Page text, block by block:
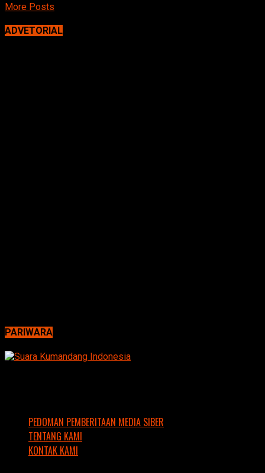
More Posts
ADVETORIAL
PARIWARA
PEDOMAN PEMBERITAAN MEDIA SIBER
TENTANG KAMI
KONTAK KAMI